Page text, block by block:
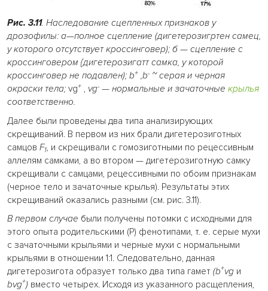
Рис. 3.11. Наследование сцепленных признаков у
дрозофилы: а—полное сцепление (дигетерозигртен самец,
у которого отсутствует кроссинговер); б — сцепление с
кроссинговером {дигетерозигатт самка, у которой
кроссинговер не подавлен); b+ ,b- ~ серая и черная
окраски тела; vg+ , vg- — нормальные и зачаточные крылья
соответственно.
Далее были проведены два типа анализирующих
скрещиваний. В первом из них брали дигетерозиготных
самцов F1, и скрещивали с гомозиготными по рецессивным
аллелям самками, а во втором — дигетерозиготную самку
скрещивали с самцами, рецессивными по обоим признакам
(черное тело и зачаточные крылья). Результаты этих
скрещиваний оказались разными (см. рис. 3.11).
В первом случае были получены потомки с исходными для
этого опыта родительскими (Р) фенотипами, т. е. серые мухи
с зачаточными крыльями и черные мухи с нормальными
крыльями в отношении 1:1. Следовательно, данная
дигетерозигота образует только два типа гамет (b+vg и
bvg+) вместо четырех. Исходя из указанного расщепления,